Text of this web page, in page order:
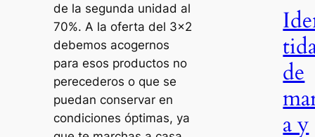
de la segunda unidad al
70%. A la oferta del 3×2
debemos acogernos
para esos productos no
perecederos o que se
puedan conservar en
condiciones óptimas, ya
de
a y